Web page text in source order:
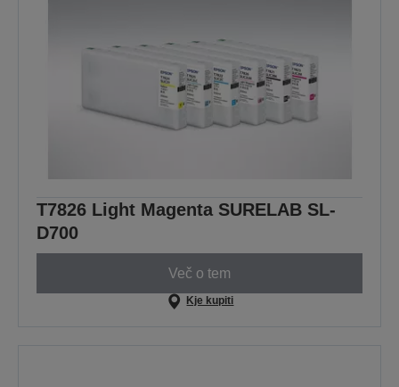
T7826 Light Magenta SURELAB SL-
D700
Več o tem
Kje kupiti